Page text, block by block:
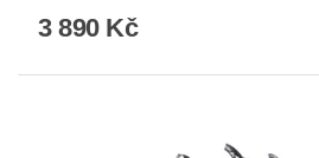
3 890 Kč